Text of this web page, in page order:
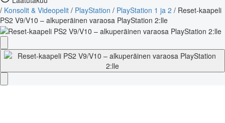
/ Konsolit & Videopelit / PlayStation / PlayStation 1 ja 2 / Reset-kaapeli
PS2 V9/V10 – alkuperäinen varaosa PlayStation 2:lle